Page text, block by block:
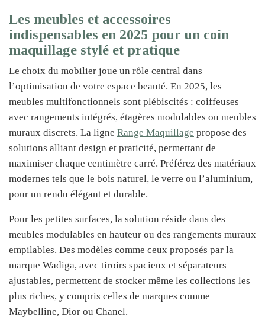
Les meubles et accessoires
indispensables en 2025 pour un coin
maquillage stylé et pratique
Le choix du mobilier joue un rôle central dans
l’optimisation de votre espace beauté. En 2025, les
meubles multifonctionnels sont plébiscités : coiffeuses
avec rangements intégrés, étagères modulables ou meubles
muraux discrets. La ligne Range Maquillage propose des
solutions alliant design et praticité, permettant de
maximiser chaque centimètre carré. Préférez des matériaux
modernes tels que le bois naturel, le verre ou l’aluminium,
pour un rendu élégant et durable.
Pour les petites surfaces, la solution réside dans des
meubles modulables en hauteur ou des rangements muraux
empilables. Des modèles comme ceux proposés par la
marque Wadiga, avec tiroirs spacieux et séparateurs
ajustables, permettent de stocker même les collections les
plus riches, y compris celles de marques comme
Maybelline, Dior ou Chanel.